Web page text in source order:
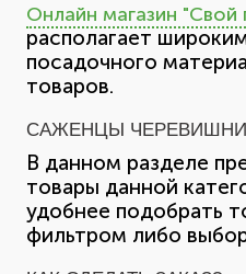
Онлайн магазин "Свой
располагает
посадочного
товаров.
САЖЕНЦЫ ЧЕРЕВИШНИ
В данном разделе
товары данной
удобнее подобрать
фильтром либо